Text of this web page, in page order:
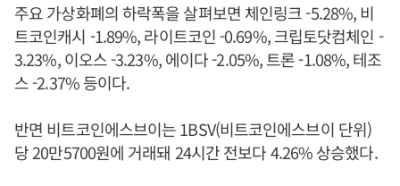
주요 가상화폐의 하락폭을 살펴보면 체인링크 -5.28%, 비
트코인캐시 -1.89%, 라이트코인 -0.69%, 크립토닷컴체인 -
3.23%, 이오스 -3.23%, 에이다 -2.05%, 트론 -1.08%, 테조
스 -2.37% 등이다.
반면 비트코인에스브이는 1BSV(비트코인에스브이 단위)
당 20만5700원에 거래돼 24시간 전보다 4.26% 상승했다.